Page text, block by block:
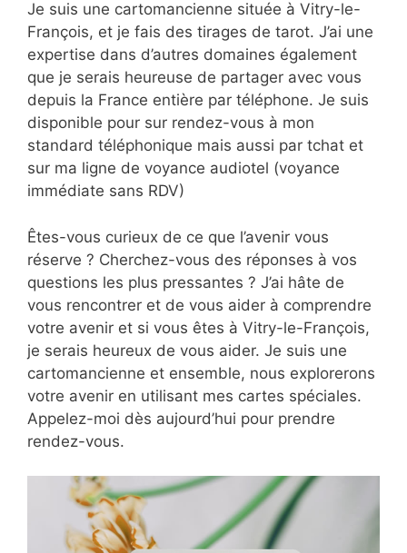
Je suis une cartomancienne située à Vitry-le-
François, et je fais des tirages de tarot. J’ai une
expertise dans d’autres domaines également
que je serais heureuse de partager avec vous
depuis la France entière par téléphone. Je suis
disponible pour sur rendez-vous à mon
standard téléphonique mais aussi par tchat et
sur ma ligne de voyance audiotel (voyance
immédiate sans RDV)
Êtes-vous curieux de ce que l’avenir vous
réserve ? Cherchez-vous des réponses à vos
questions les plus pressantes ? J’ai hâte de
vous rencontrer et de vous aider à comprendre
votre avenir et si vous êtes à Vitry-le-François,
je serais heureux de vous aider. Je suis une
cartomancienne et ensemble, nous explorerons
votre avenir en utilisant mes cartes spéciales.
Appelez-moi dès aujourd’hui pour prendre
rendez-vous.